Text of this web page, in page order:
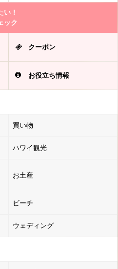
い！
ック
クーポン
お役立ち情報
買い物
ハワイ観光
お土産
ビーチ
ウェディング